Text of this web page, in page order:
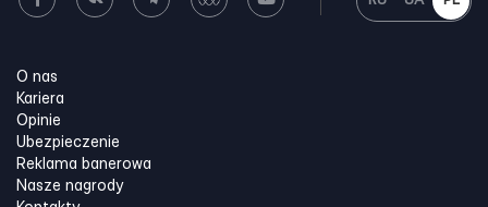
O nas
Kariera
Opinie
Ubezpieczenie
Reklama banerowa
Nasze nagrody